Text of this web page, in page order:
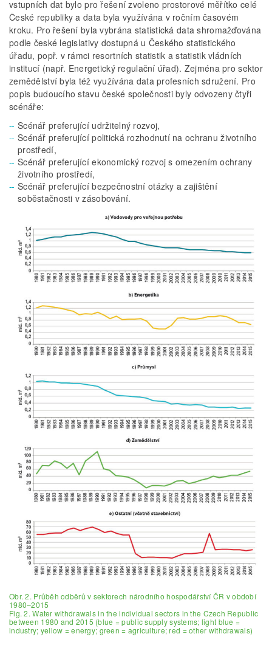
vstupních dat bylo pro řešení zvoleno prostorové měřítko celé
České republiky a data byla využívána v ročním časovém
kroku. Pro řešení byla vybrána statistická data shromažďována
podle české legislativy dostupná u Českého statistického
úřadu, popř. v rámci resortních statistik a statistik vládních
institucí (např. Energetický regulační úřad). Zejména pro sektor
zemědělství byla též využívána data profesních sdružení. Pro
popis budoucího stavu české společnosti byly odvozeny čtyři
scénáře:
Scénář preferující udržitelný rozvoj,
Scénář preferující politická rozhodnutí na ochranu životního
prostředí,
Scénář preferující ekonomický rozvoj s omezením ochrany
životního prostředí,
Scénář preferující bezpečnostní otázky a zajištění
soběstačnosti v zásobování.
Obr. 2. Průběh odběrů v sektorech národního hospodářství ČR v období
1980–2015
Fig. 2. Water withdrawals in the individual sectors in the Czech Republic
between 1980 and 2015 (blue = public supply systems; light blue =
industry; yellow = energy; green = agriculture; red = other withdrawals)